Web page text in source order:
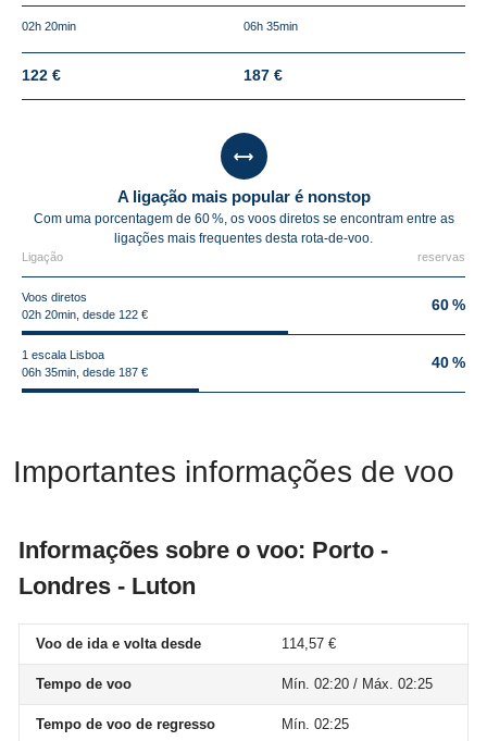
02h 20min 06h 35min
122 € 187 €
A ligação mais popular é nonstop
Com uma porcentagem de 60 %, os voos diretos se encontram entre as
ligações mais frequentes desta rota-de-voo.
Ligação reservas
Voos diretos
02h 20min, desde 122 €
60 %
1 escala Lisboa
06h 35min, desde 187 €
40 %
Importantes informações de voo
Informações sobre o voo: Porto -
Londres - Luton
Voo de ida e volta desde 114,57 €
Tempo de voo Mín. 02:20 / Máx. 02:25
Tempo de voo de regresso Mín. 02:25